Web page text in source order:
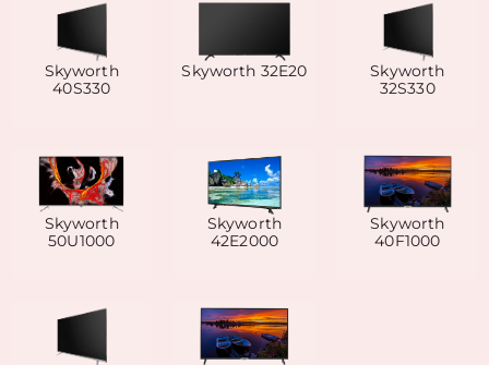
Skyworth
40S330
Skyworth 32E20
Skyworth
32S330
Skyworth
50U1000
Skyworth
42E2000
Skyworth
40F1000